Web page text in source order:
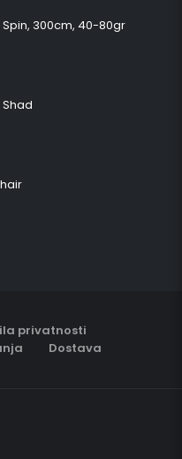
300cm, 40-80gr
privatnosti
Dostava